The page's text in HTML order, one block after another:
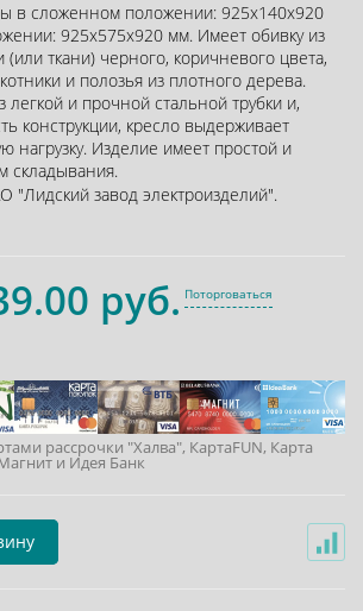
в сложенном положении: 925х140х920
925х575х920 мм. Имеет обивку из
(или ткани) черного, коричневого цвета,
и полозья из плотного дерева.
легкой и прочной стальной трубки и,
конструкции, кресло выдерживает
нагрузку. Изделие имеет простой и
складывания.
"Лидский завод электроизделий".
руб. Поторговаться
рассрочки "Халва", КартаFUN, Карта
и Идея Банк